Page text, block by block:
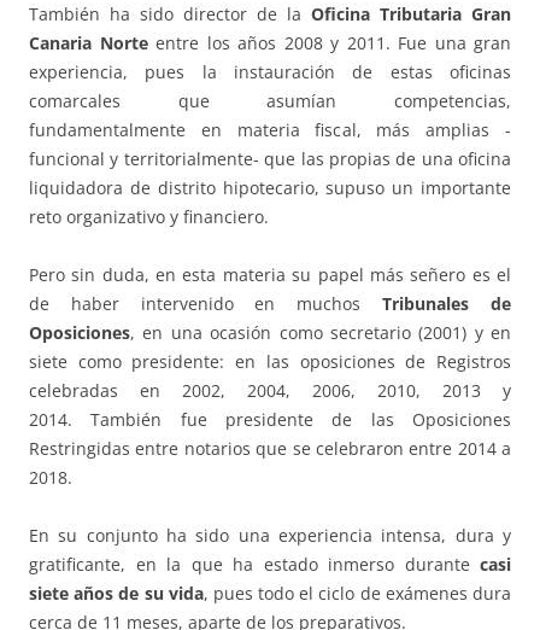
También ha sido director de la Oficina Tributaria Gran
Canaria Norteentre los años 2008 y 2011. Fue una gran
experiencia, pues la instauración de estas oficinas
comarcales que asumían competencias,
fundamentalmente en materia fiscal, más amplias -
funcional y territorialmente- que las propias de una oficina
liquidadora de distrito hipotecario, supuso un importante
reto organizativo y financiero.
Pero sin duda, en esta materia su papel más señero es el
de haber intervenido en muchosTribunales de
Oposiciones, en una ocasión como secretario (2001) y en
siete como presidente: en las oposiciones de Registros
celebradas en 2002, 2004, 2006, 2010, 2013 y
2014. También fue presidente de las Oposiciones
Restringidas entre notarios que se celebraron entre 2014 a
2018.
En su conjunto ha sido una experiencia intensa, dura y
gratificante, en la que ha estado inmerso durante casi
siete años de su vida, pues todo el ciclo de exámenes dura
cerca de 11 meses, aparte de los preparativos.